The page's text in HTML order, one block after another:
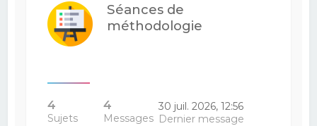
Séances de
méthodologie
4
Sujets
4
Messages
30 juil. 2026, 12:56
Dernier message